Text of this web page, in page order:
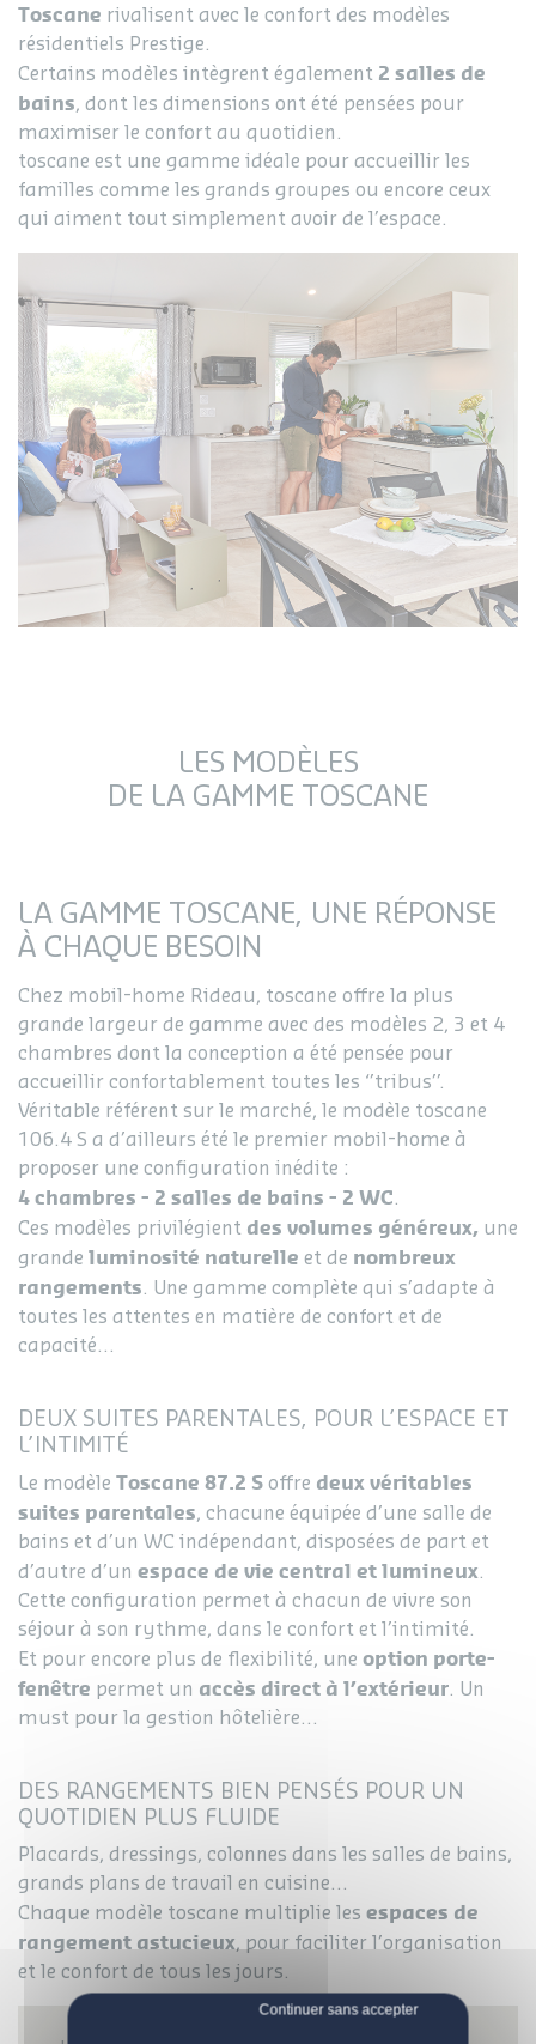
Toscane rivalisent avec le confort des modèles
résidentiels Prestige.
Certains modèles intègrent également 2 salles de
bains, dont les dimensions ont été pensées pour
maximiser le confort au quotidien.
toscane est une gamme idéale pour accueillir les
familles comme les grands groupes ou encore ceux
qui aiment tout simplement avoir de l’espace.
LES MODÈLES
DE LA GAMME TOSCANE
LA GAMME TOSCANE, UNE RÉPONSE
À CHAQUE BESOIN
Chez mobil-home Rideau, toscane offre la plus
grande largeur de gamme avec des modèles 2, 3 et 4
chambres dont la conception a été pensée pour
accueillir confortablement toutes les ‘’tribus’’.
Véritable référent sur le marché, le modèle toscane
106.4 S a d’ailleurs été le premier mobil-home à
proposer une configuration inédite :
4 chambres - 2 salles de bains - 2 WC.
Ces modèles privilégient des volumes généreux, une
grande luminosité naturelle et de nombreux
rangements. Une gamme complète qui s’adapte à
toutes les attentes en matière de confort et de
capacité…
DEUX SUITES PARENTALES, POUR L’ESPACE ET
L’INTIMITÉ
Le modèle Toscane 87.2 S offre deux véritables
suites parentales, chacune équipée d’une salle de
bains et d’un WC indépendant, disposées de part et
d’autre d’un espace de vie central et lumineux.
Cette configuration permet à chacun de vivre son
séjour à son rythme, dans le confort et l’intimité.
Et pour encore plus de flexibilité, une option porte-
fenêtre permet un accès direct à l’extérieur. Un
must pour la gestion hôtelière…
DES RANGEMENTS BIEN PENSÉS POUR UN
QUOTIDIEN PLUS FLUIDE
Placards, dressings, colonnes dans les salles de bains,
grands plans de travail en cuisine…
Chaque modèle toscane multiplie les espaces de
rangement astucieux, pour faciliter l’organisation
et le confort de tous les jours.